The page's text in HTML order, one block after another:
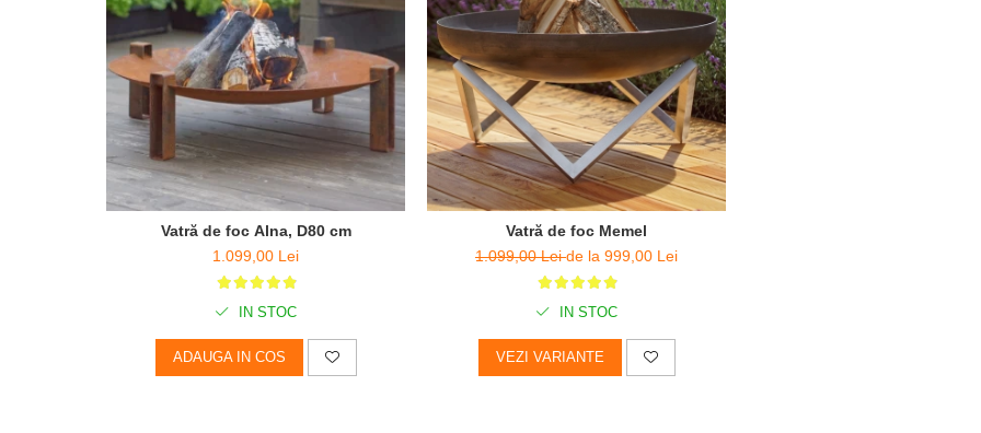
Vatră de foc Alna, D80 cm
1.099,00 Lei
IN STOC
ADAUGA IN COS
Vatră de foc Memel
1.099,00 Leide la 999,00 Lei
IN STOC
VEZI VARIANTE